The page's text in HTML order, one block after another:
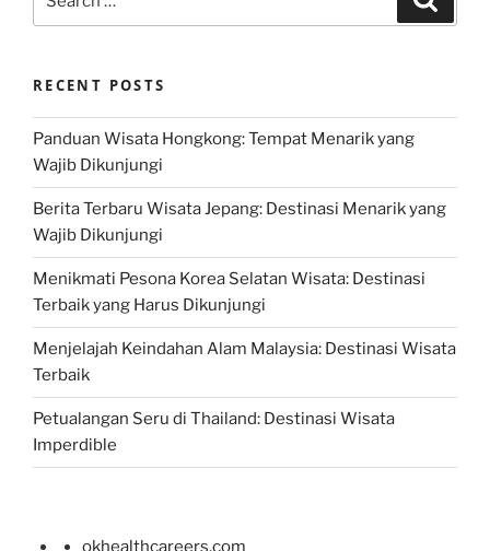
for:
RECENT POSTS
Panduan Wisata Hongkong: Tempat Menarik yang
Wajib Dikunjungi
Berita Terbaru Wisata Jepang: Destinasi Menarik yang
Wajib Dikunjungi
Menikmati Pesona Korea Selatan Wisata: Destinasi
Terbaik yang Harus Dikunjungi
Menjelajah Keindahan Alam Malaysia: Destinasi Wisata
Terbaik
Petualangan Seru di Thailand: Destinasi Wisata
Imperdible
okhealthcareers.com